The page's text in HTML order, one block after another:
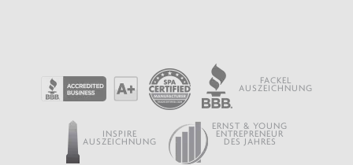
FACKEL
AUSZEICHNUNG
INSPIRE
AUSZEICHNUNG
ERNST & YOUNG
ENTREPRENEUR
DES JAHRES